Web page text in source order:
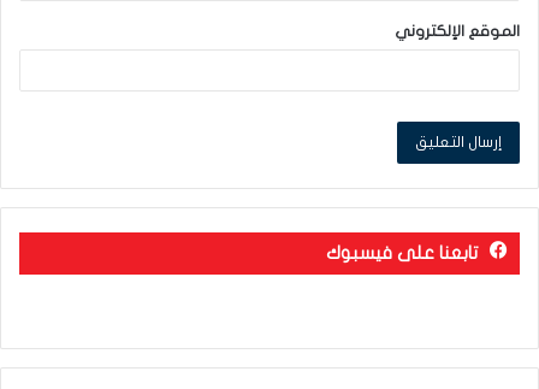
الموقع الإلكتروني
تابعنا على فيسبوك